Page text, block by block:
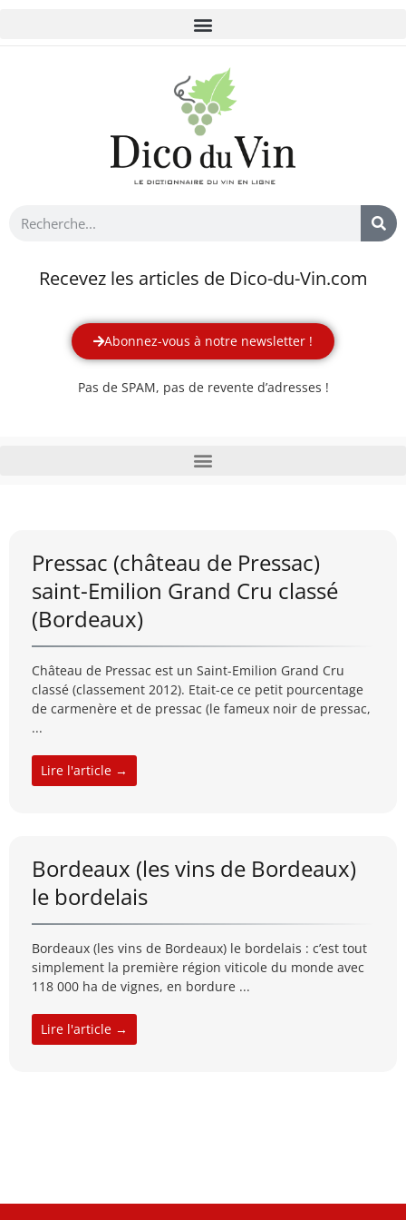
Recevez les articles de Dico-du-Vin.com
Abonnez-vous à notre newsletter !
Pas de SPAM, pas de revente d’adresses !
Pressac (château de Pressac)
saint-Emilion Grand Cru classé
(Bordeaux)
Château de Pressac est un Saint-Emilion Grand Cru
classé (classement 2012). Etait-ce ce petit pourcentage
de carmenère et de pressac (le fameux noir de pressac,
...
Lire l'article →
Bordeaux (les vins de Bordeaux)
le bordelais
Bordeaux (les vins de Bordeaux) le bordelais : c’est tout
simplement la première région viticole du monde avec
118 000 ha de vignes, en bordure ...
Lire l'article →